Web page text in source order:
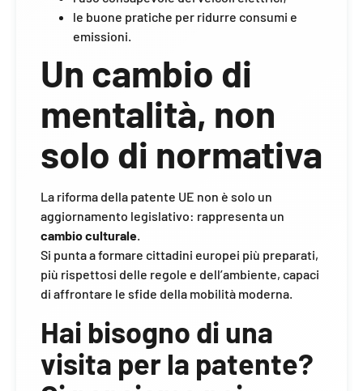
le buone pratiche per ridurre consumi e
emissioni.
Un cambio di
mentalità, non
solo di normativa
La riforma della patente UE non è solo un
aggiornamento legislativo: rappresenta un
cambio culturale.
Si punta a formare cittadini europei più preparati,
più rispettosi delle regole e dell’ambiente, capaci
di affrontare le sfide della mobilità moderna.
Hai bisogno di una
visita per la patente?